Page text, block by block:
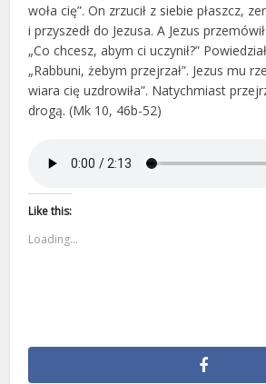
woła cię”. On zrzucił z siebie płaszcz,
i przyszedł do Jezusa. A Jezus
„Co chcesz, abym ci uczynił?”
„Rabbuni, żebym przejrzał”. Jezus mu
wiara cię uzdrowiła”. Natychmiast
drogą. (Mk 10, 46b-52)
Like this:
Loading...